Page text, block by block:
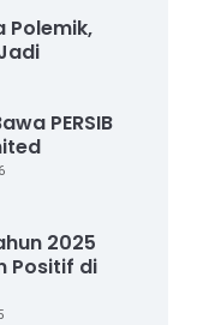
Polemik,
PERSIB
2025
Positif di